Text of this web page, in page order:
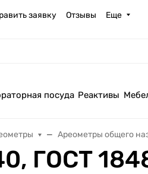
заявку Отзывы Еще
посуда Реактивы
Ареометры общего
ГОСТ